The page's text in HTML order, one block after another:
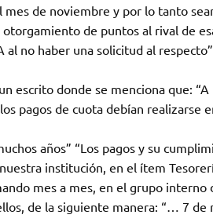
de noviembre y por lo tanto
de puntos al rival de
al no haber una solicitud al
escrito donde se menciona que:
pagos de cuota debían realizarse
años” “Los pagos y su
institución, en el ítem
mes a mes, en el grupo interno
de la siguiente manera: “… 7 de